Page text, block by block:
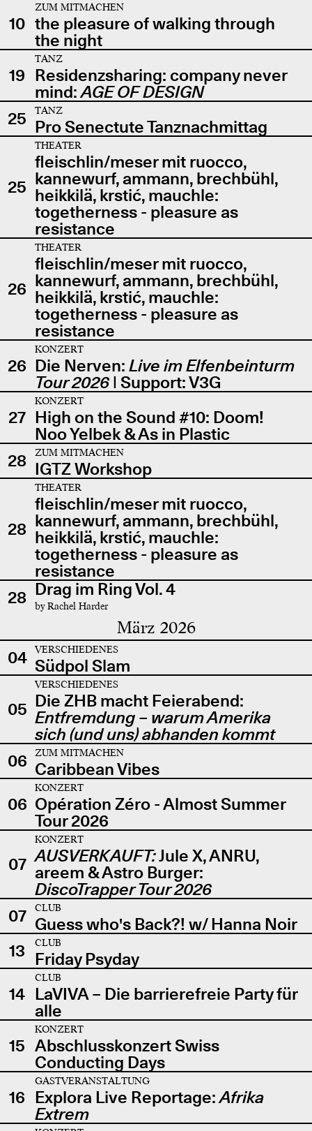
10
ZUM MITMACHEN
the pleasure of walking through
the night
19
TANZ
Residenzsharing: company never
mind:AGE OF DESIGN
25
TANZ
Pro Senectute Tanznachmittag
25
THEATER
fleischlin/meser mit ruocco,
kannewurf, ammann, brechbühl,
heikkilä, krstić, mauchle:
togetherness - pleasure as
resistance
26
THEATER
fleischlin/meser mit ruocco,
kannewurf, ammann, brechbühl,
heikkilä, krstić, mauchle:
togetherness - pleasure as
resistance
26
KONZERT
Die Nerven: Live im Elfenbeinturm
Tour 2026| Support: V3G
27
KONZERT
High on the Sound #10: Doom!
Noo Yelbek & As in Plastic
28
ZUM MITMACHEN
IGTZ Workshop
28
THEATER
fleischlin/meser mit ruocco,
kannewurf, ammann, brechbühl,
heikkilä, krstić, mauchle:
togetherness - pleasure as
resistance
28 Drag im Ring Vol. 4
by Rachel Harder
März 2026
04 VERSCHIEDENES
Südpol Slam
05
VERSCHIEDENES
Die ZHB macht Feierabend:
Entfremdung – warum Amerika
sich (und uns) abhanden kommt
06
ZUM MITMACHEN
Caribbean Vibes
06
KONZERT
Opération Zéro - Almost Summer
Tour 2026
07
KONZERT
AUSVERKAUFT:Jule X, ANRU,
areem & Astro Burger:
DiscoTrapper Tour 2026
07
CLUB
Guess who's Back?! w/ Hanna Noir
13
CLUB
Friday Psyday
14
CLUB
LaVIVA – Die barrierefreie Party für
alle
15
KONZERT
Abschlusskonzert Swiss
Conducting Days
16
GASTVERANSTALTUNG
Explora Live Reportage:Afrika
Extrem